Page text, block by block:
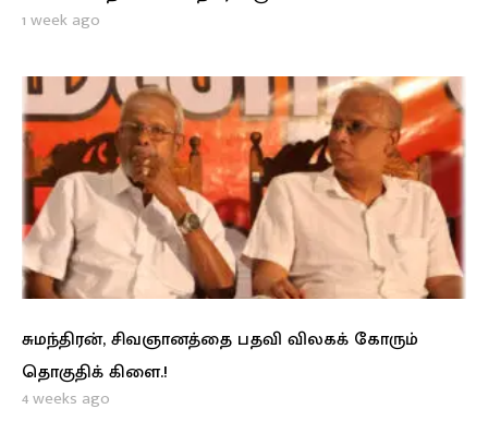
1 week ago
சுமந்திரன், சிவஞானத்தை பதவி விலகக் கோரும்
தொகுதிக் கிளை.!
4 weeks ago